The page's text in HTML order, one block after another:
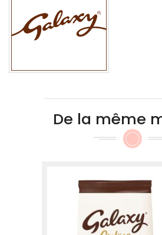
De la même